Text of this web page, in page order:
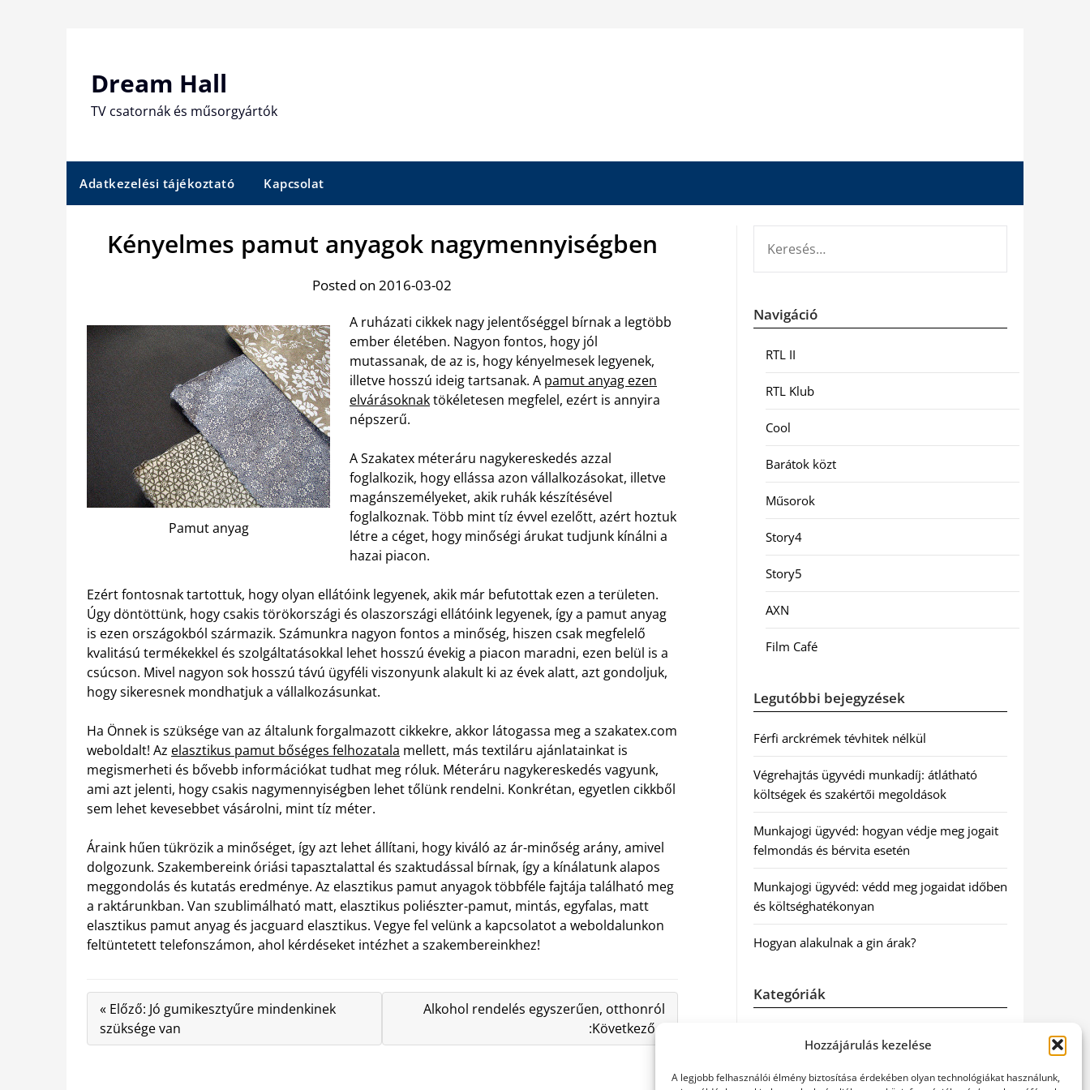
Hozzájárulás kezelése
A legjobb felhasználói élmény biztosítása érdekében olyan technológiákat használunk,
Dream Hall
TV csatornák és műsorgyártók
Adatkezelési tájékoztató Kapcsolat
Kényelmes pamut anyagok nagymennyiségben
Posted on 2016-03-02
Pamut anyag
A ruházati cikkek nagy jelentőséggel bírnak a legtöbb
ember életében. Nagyon fontos, hogy jól
mutassanak, de az is, hogy kényelmesek legyenek,
illetve hosszú ideig tartsanak. A pamut anyag ezen
elvárásoknaktökéletesen megfelel, ezért is annyira
népszerű.
A Szakatex méteráru nagykereskedés azzal
foglalkozik, hogy ellássa azon vállalkozásokat, illetve
magánszemélyeket, akik ruhák készítésével
foglalkoznak. Több mint tíz évvel ezelőtt, azért hoztuk
létre a céget, hogy minőségi árukat tudjunk kínálni a
hazai piacon.
Ezért fontosnak tartottuk, hogy olyan ellátóink legyenek, akik már befutottak ezen a területen.
Úgy döntöttünk, hogy csakis törökországi és olaszországi ellátóink legyenek, így a pamut anyag
is ezen országokból származik. Számunkra nagyon fontos a minőség, hiszen csak megfelelő
kvalitású termékekkel és szolgáltatásokkal lehet hosszú évekig a piacon maradni, ezen belül is a
csúcson. Mivel nagyon sok hosszú távú ügyféli viszonyunk alakult ki az évek alatt, azt gondoljuk,
hogy sikeresnek mondhatjuk a vállalkozásunkat.
Ha Önnek is szüksége van az általunk forgalmazott cikkekre, akkor látogassa meg a szakatex.com
weboldalt! Az elasztikus pamut bőséges felhozatala mellett, más textiláru ajánlatainkat is
megismerheti és bővebb információkat tudhat meg róluk. Méteráru nagykereskedés vagyunk,
ami azt jelenti, hogy csakis nagymennyiségben lehet tőlünk rendelni. Konkrétan, egyetlen cikkből
sem lehet kevesebbet vásárolni, mint tíz méter.
Áraink hűen tükrözik a minőséget, így azt lehet állítani, hogy kiváló az ár-minőség arány, amivel
dolgozunk. Szakembereink óriási tapasztalattal és szaktudással bírnak, így a kínálatunk alapos
meggondolás és kutatás eredménye. Az elasztikus pamut anyagok többféle fajtája található meg
a raktárunkban. Van szublimálható matt, elasztikus poliészter-pamut, mintás, egyfalas, matt
elasztikus pamut anyag és jacguard elasztikus. Vegye fel velünk a kapcsolatot a weboldalunkon
feltüntetett telefonszámon, ahol kérdéseket intézhet a szakembereinkhez!
« Előző: Jó gumikesztyűre mindenkinek
szüksége van
Alkohol rendelés egyszerűen, otthonról
:Következő »
Navigáció
RTL II
RTL Klub
Cool
Barátok közt
Műsorok
Story4
Story5
AXN
Film Café
Legutóbbi bejegyzések
Férfi arckrémek tévhitek nélkül
Végrehajtás ügyvédi munkadíj: átlátható
költségek és szakértői megoldások
Munkajogi ügyvéd: hogyan védje meg jogait
felmondás és bérvita esetén
Munkajogi ügyvéd: védd meg jogaidat időben
és költséghatékonyan
Hogyan alakulnak a gin árak?
Kategóriák
Hírek